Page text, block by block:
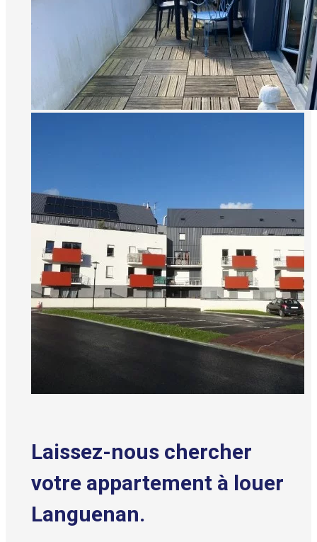
Laissez-nous chercher
votre appartement à louer
Languenan.